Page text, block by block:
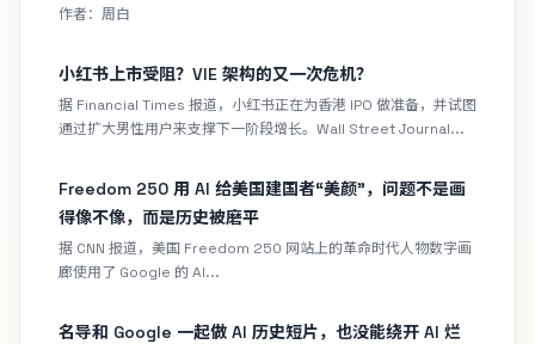
作者：周白
小红书上市受阻？VIE 架构的又一次危机？
据 Financial Times 报道，小红书正在为香港 IPO 做准备，并试图
通过扩大男性用户来支撑下一阶段增长。Wall Street Journal...
Freedom 250 用 AI 给美国建国者“美颜”，问题不是画
得像不像，而是历史被磨平
据 CNN 报道，美国 Freedom 250 网站上的革命时代人物数字画
廊使用了 Google 的 AI...
名导和 Google 一起做 AI 历史短片，也没能绕开 AI 烂